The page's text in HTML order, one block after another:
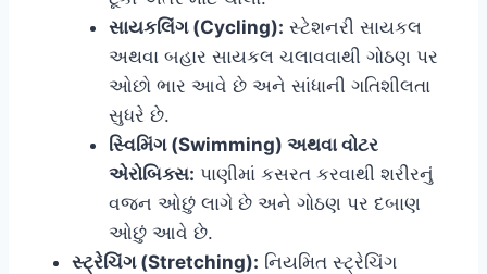
સાયકલિંગ (Cycling): સ્ટેશનરી સાયકલ
અથવા બહાર સાયકલ ચલાવવાથી ગોઠણ પર
ઓછો ભાર આવે છે અને સાંધાની ગતિશીલતા
સુધરે છે.
સ્વિમિંગ (Swimming) અથવા વોટર
એરોબિક્સ: પાણીમાં કસરત કરવાથી શરીરનું
વજન ઓછું લાગે છે અને ગોઠણ પર દબાણ
ઓછું આવે છે.
સ્ટ્રેચિંગ (Stretching): નિયમિત સ્ટ્રેચિંગ